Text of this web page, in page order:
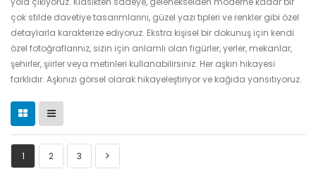
çok stilde davetiye tasarımlarını, güzel yazı tipleri ve renkler gibi özel
detaylarla karakterize ediyoruz. Ekstra kişisel bir dokunuş için kendi
özel fotoğraflarınız, sizin için anlamlı olan figürler, yerler, mekanlar,
şehirler, şiirler veya metinleri kullanabilirsiniz. Her aşkın hikayesi
farklıdır. Aşkınızı görsel olarak hikayeleştiriyor ve kağıda yansıtıyoruz.
1 2 3